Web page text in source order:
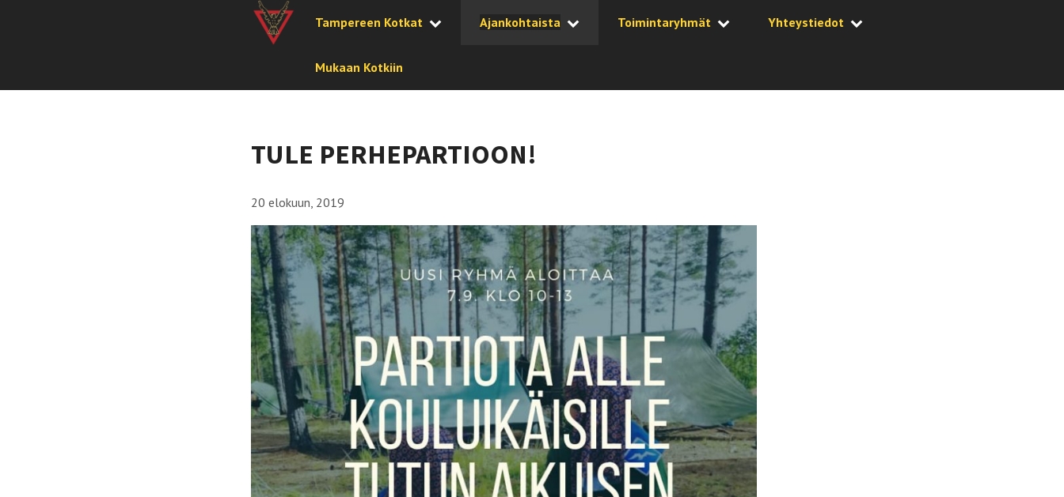
Tampereen Kotkat Ajankohtaista Toimintaryhmät Yhteystiedot
Mukaan Kotkiin
TULE PERHEPARTIOON!
20 elokuun, 2019